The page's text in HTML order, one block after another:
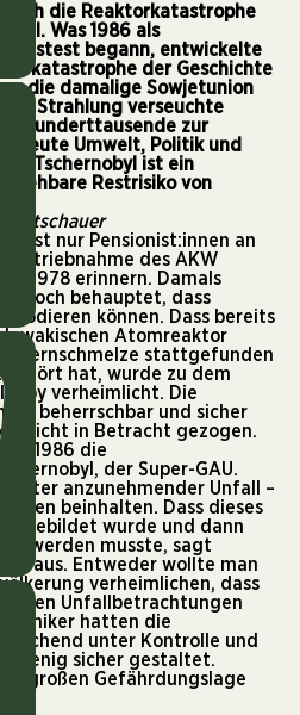
sich die Reaktorkatastrophe
Mal. Was 1986 als
begann, entwickelte
der Geschichte
die damalige Sowjetunion
Strahlung verseuchte
Hunderttausende zur
heute Umwelt, Politik und
Tschernobyl ist ein
Restrisiko von
Litschauer
fast nur Pensionist:innen an
des AKW
1978 erinnern. Damals
noch behauptet, dass
können. Dass bereits
Atomreaktor
Kernschmelze stattgefunden
hat, wurde zu dem
verheimlicht. Die
als beherrschbar und sicher
nicht in Betracht gezogen.
1986 die
der Super-GAU.
anzunehmender Unfall –
beinhalten. Dass dieses
abgebildet wurde und dann
werden musste, sagt
aus. Entweder wollte man
verheimlichen, dass
den Unfallbetrachtungen
hatten die
unter Kontrolle und
wenig sicher gestaltet.
großen Gefährdungslage